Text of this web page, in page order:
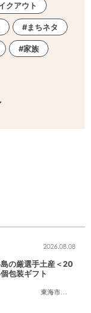
クアウト
まちネタ
家族
東海市
,大府市
2026.08.08
の厳選手土産＜20
包装ギフト